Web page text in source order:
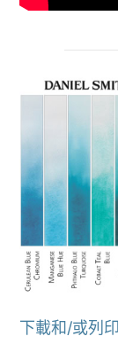
下載和/或列